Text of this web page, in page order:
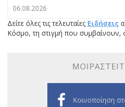
06.08.2026
Δείτε όλες τις τελευταίες Ειδήσεις
Κόσμο, τη στιγμή που συμβαίνουν,
Κοινοποίηση